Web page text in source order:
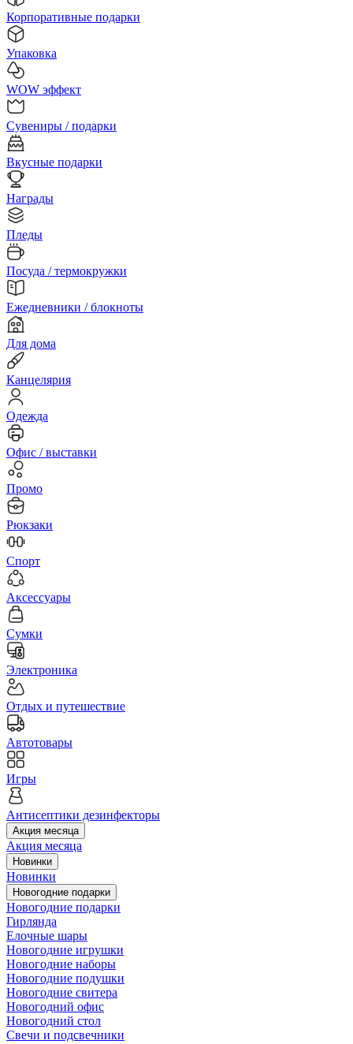
Корпоративные подарки
Упаковка
WOW эффект
Сувениры / подарки
Вкусные подарки
Награды
Пледы
Посуда / термокружки
Ежедневники / блокноты
Для дома
Канцелярия
Одежда
Офис / выставки
Промо
Рюкзаки
Спорт
Аксессуары
Сумки
Электроника
Отдых и путешествие
Автотовары
Игры
Антисептики дезинфекторы
Акция месяца
Акция месяца
Новинки
Новинки
Новогодние подарки
Новогодние подарки
Гирлянда
Елочные шары
Новогодние игрушки
Новогодние наборы
Новогодние подушки
Новогодние свитера
Новогодний офис
Новогодний стол
Свечи и подсвечники